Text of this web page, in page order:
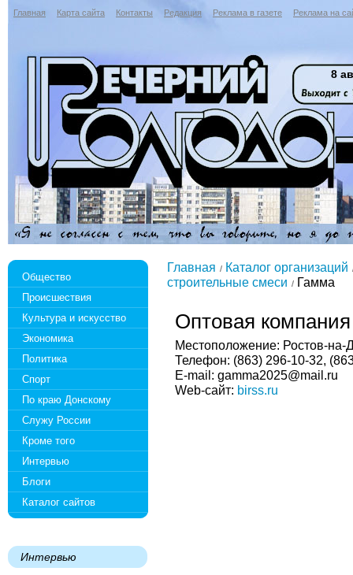
Главная Карта сайта Контакты Редакция Реклама в газете Реклама на
8
Общество
Происшествия
Культура и искусство
Экономика
Политика
Спорт
По краю Донскому
Служу России
Кроме того
Интервью
Блоги
Каталог сайтов
Интервью
Главная
Каталог организаций
строительные смеси
Гамма
Оптовая
Местоположение: Ростов-на-
Телефон: (863) 296-10-32,
E-mail: gamma2025@mail.ru
Web-сайт: birss.ru